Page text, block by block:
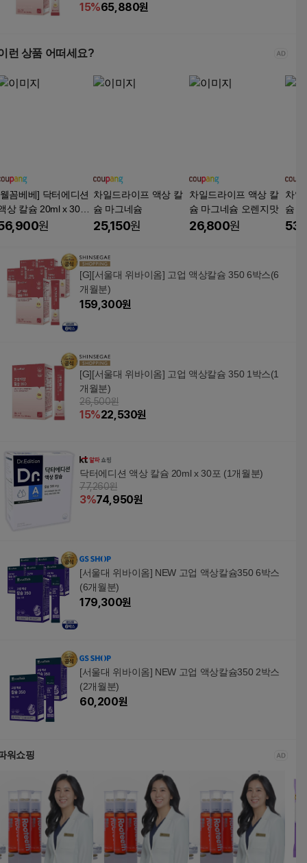
15%65,880원
런 상품 어떠세요?
꼼베베] 닥터에디션
상 칼슘 20ml x 30포
개월분), 600ml, 1개
원
차일드라이프 액상 칼
슘 마그네슘
25,150원
차일드라이프 액상 칼
슘 마그네슘 오렌지맛
26,800원
차일
슘
[G][서울대 위바이옴] 고업 액상칼슘 350 6박스(6
개월분)
159,300원
[G][서울대 위바이옴] 고업 액상칼슘 350 1박스(1
개월분)
26,500원
15%22,530원
닥터에디션 액상 칼슘 20ml x 30포 (1개월분)
77,260원
3%74,950원
[서울대 위바이옴] NEW 고업 액상칼슘350 6박스
(6개월분)
179,300원
[서울대 위바이옴] NEW 고업 액상칼슘350 2박스
(2개월분)
60,200원
워쇼핑